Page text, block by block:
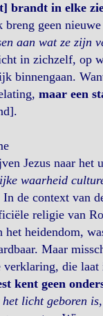
brandt in elke
geen
aan wat ze zijn
in zichzelf, op
binnengaan.
maar een
Jezus naar het
waarheid
In de context van
religie van
het heidendom,
Maar
verklaring, die
kent geen
het licht geboren